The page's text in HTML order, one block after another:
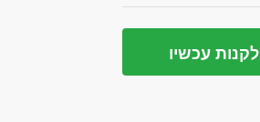
לקנות עכשיו